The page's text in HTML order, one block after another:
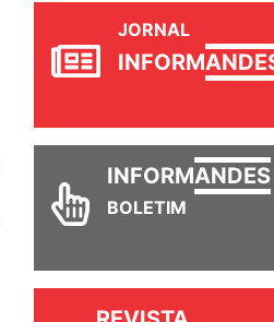
JORNAL
INFORM